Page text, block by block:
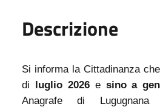
Descrizione
Si informa la Cittadinanza
di luglio 2026e sino a
Anagrafe di